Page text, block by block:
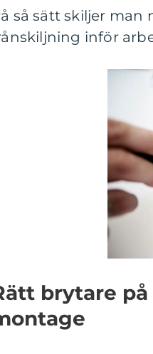
så sätt skiljer
inför
brytare